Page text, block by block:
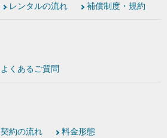
レンタルの流れ 補償制度・規約
よくあるご質問
契約の流れ
料金形態